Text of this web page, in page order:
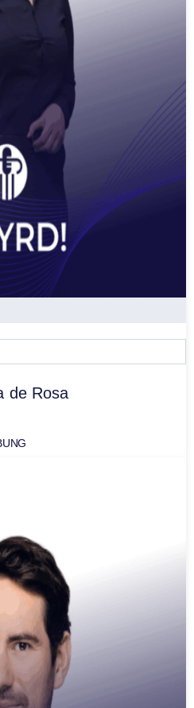
de Rosa